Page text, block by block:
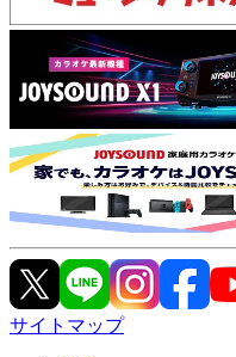
サイトマップ